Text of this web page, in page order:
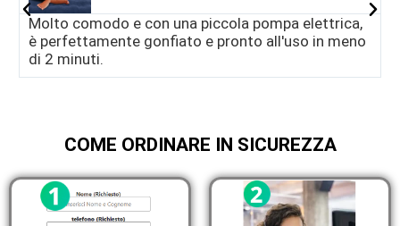
Molto comodo e con una piccola pompa elettrica,
è perfettamente gonfiato e pronto all'uso in meno
di 2 minuti.
COME ORDINARE IN SICUREZZA